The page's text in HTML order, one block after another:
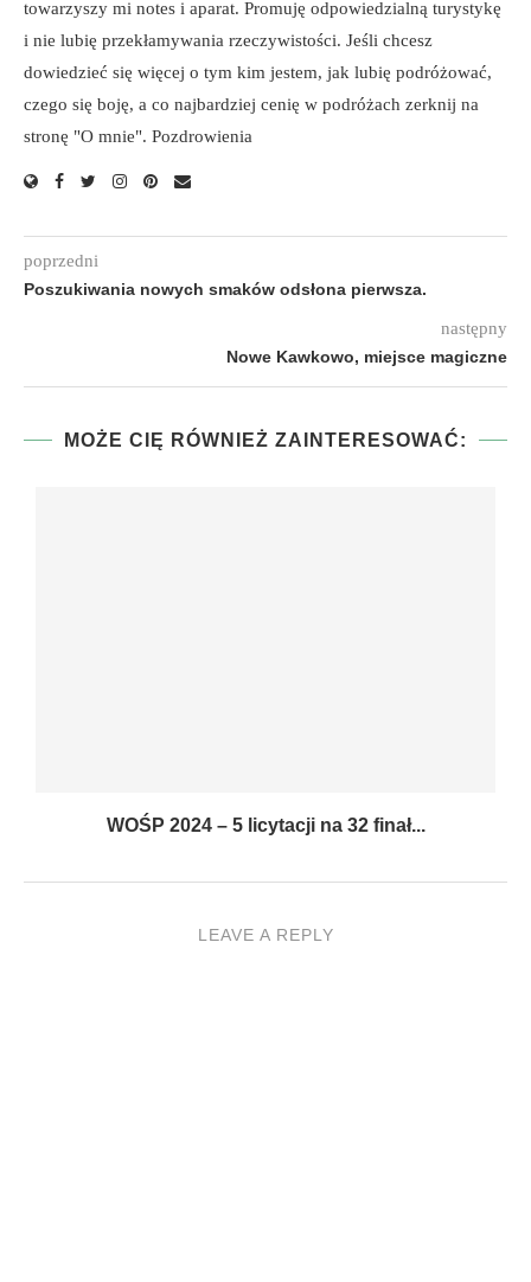
towarzyszy mi notes i aparat. Promuję odpowiedzialną turystykę
i nie lubię przekłamywania rzeczywistości. Jeśli chcesz
dowiedzieć się więcej o tym kim jestem, jak lubię podróżować,
czego się boję, a co najbardziej cenię w podróżach zerknij na
stronę "O mnie". Pozdrowienia
poprzedni
Poszukiwania nowych smaków odsłona pierwsza.
następny
Nowe Kawkowo, miejsce magiczne
MOŻE CIĘ RÓWNIEŻ ZAINTERESOWAĆ:
WOŚP 2024 – 5 licytacji na 32 finał...
LEAVE A REPLY